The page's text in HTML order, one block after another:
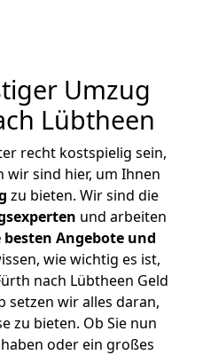
Umzug
Lübtheen
recht kostspielig sein,
wir sind hier, um Ihnen
zu bieten. Wir sind die
und arbeiten
besten Angebote und
wie wichtig es ist,
nach Lübtheen Geld
setzen wir alles daran,
zu bieten. Ob Sie nun
oder ein großes